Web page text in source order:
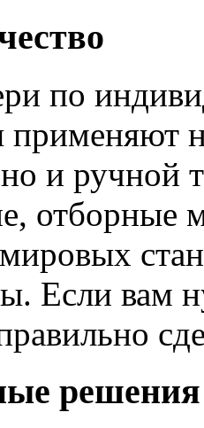
по
применяют
и ручной
отборные
Если вам
решения